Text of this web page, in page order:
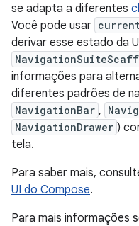
se adapta a diferentes
Você pode usar
derivar esse estado da
informações para
diferentes padrões de
NavigationBar ,
NavigationDrawer )
tela.
Para saber mais,
UI do Compose.
Para mais informações